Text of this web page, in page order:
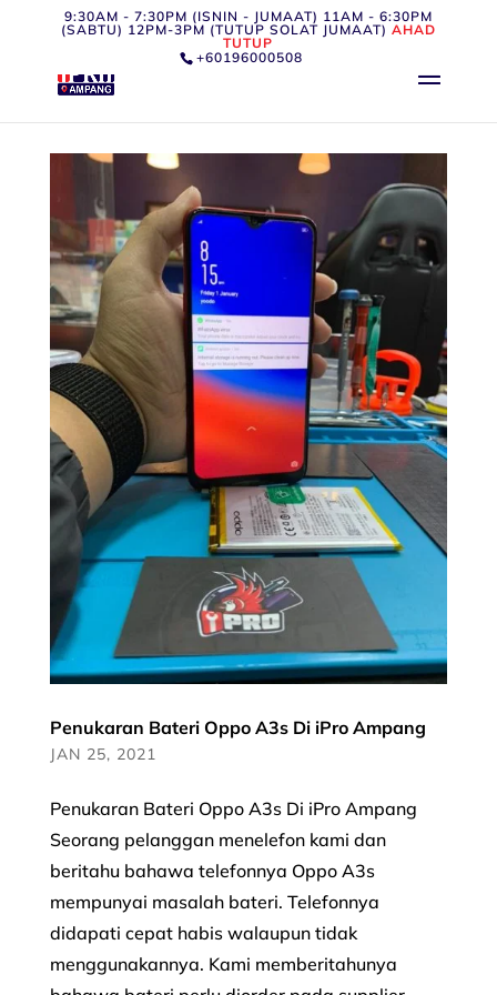
9:30AM - 7:30PM (ISNIN - JUMAAT) 11AM - 6:30PM
(SABTU) 12PM-3PM (TUTUP SOLAT JUMAAT) AHAD
TUTUP
+60196000508
Penukaran Bateri Oppo A3s Di iPro Ampang
JAN 25, 2021
Penukaran Bateri Oppo A3s Di iPro Ampang
Seorang pelanggan menelefon kami dan
beritahu bahawa telefonnya Oppo A3s
mempunyai masalah bateri. Telefonnya
didapati cepat habis walaupun tidak
menggunakannya. Kami memberitahunya